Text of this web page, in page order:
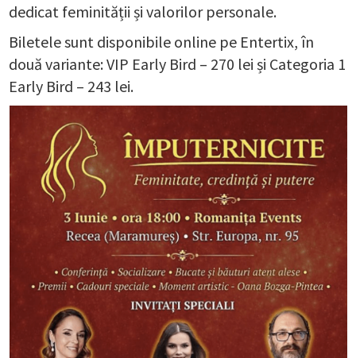
dedicat feminității și valorilor personale.
Biletele sunt disponibile online pe Entertix, în
două variante: VIP Early Bird – 270 lei și Categoria 1
Early Bird – 243 lei.